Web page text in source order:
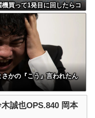
機買って1発目に回したらコ
←こwれwはw w w w w w
w w
かの『こう』言われたん
木誠也OPS.840 岡本